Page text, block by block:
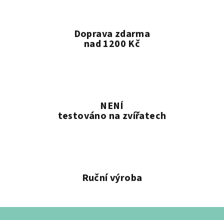
Doprava zdarma
nad 1200 Kč
NENÍ
testováno na zvířatech
Ruční výroba